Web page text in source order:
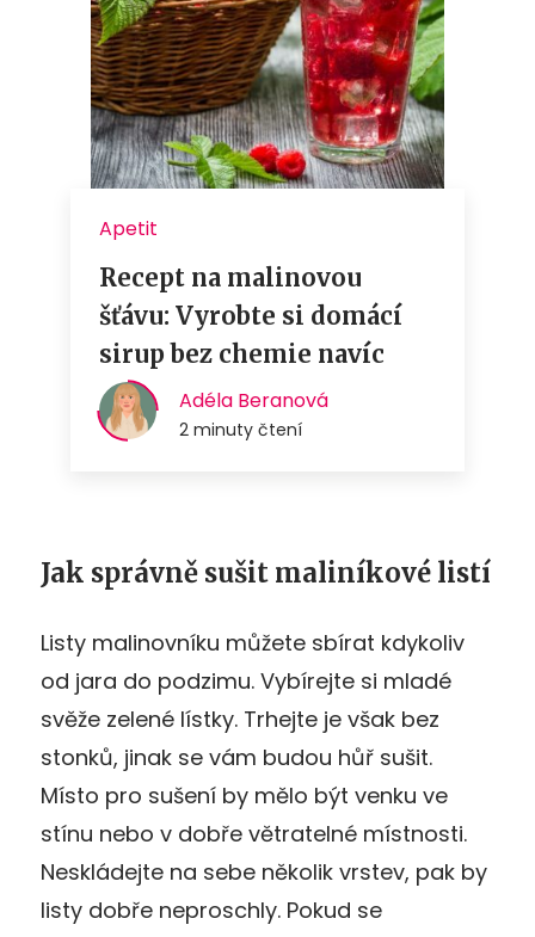
Jak správně sušit maliníkové listí
Listy malinovníku můžete sbírat kdykoliv
od jara do podzimu. Vybírejte si mladé
svěže zelené lístky. Trhejte je však bez
stonků, jinak se vám budou hůř sušit.
Místo pro sušení by mělo být venku ve
stínu nebo v dobře větratelné místnosti.
Neskládejte na sebe několik vrstev, pak by
listy dobře neproschly. Pokud se